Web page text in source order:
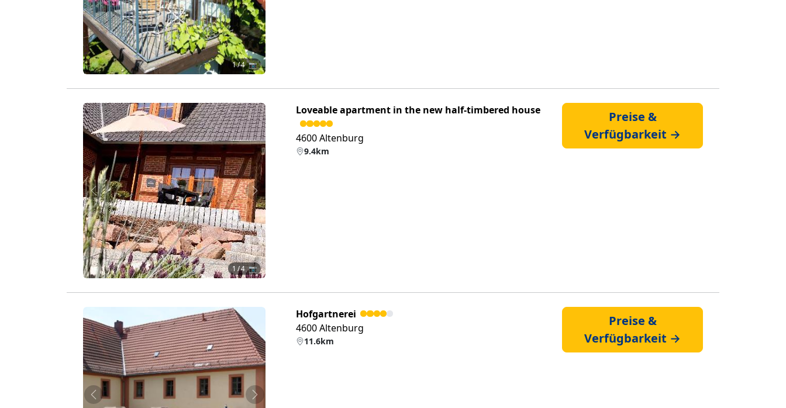
1/ 4 📷
Zurück Weiter
1/ 4 📷
Loveable apartment in the new half-timbered house
4600 Altenburg
9.4km
Preise &
Verfügbarkeit →
Zurück Weiter
Hofgartnerei
4600 Altenburg
11.6km
Preise &
Verfügbarkeit →